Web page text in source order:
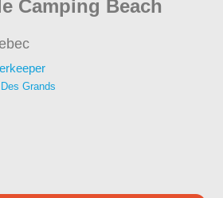
Camping Beach
Grands